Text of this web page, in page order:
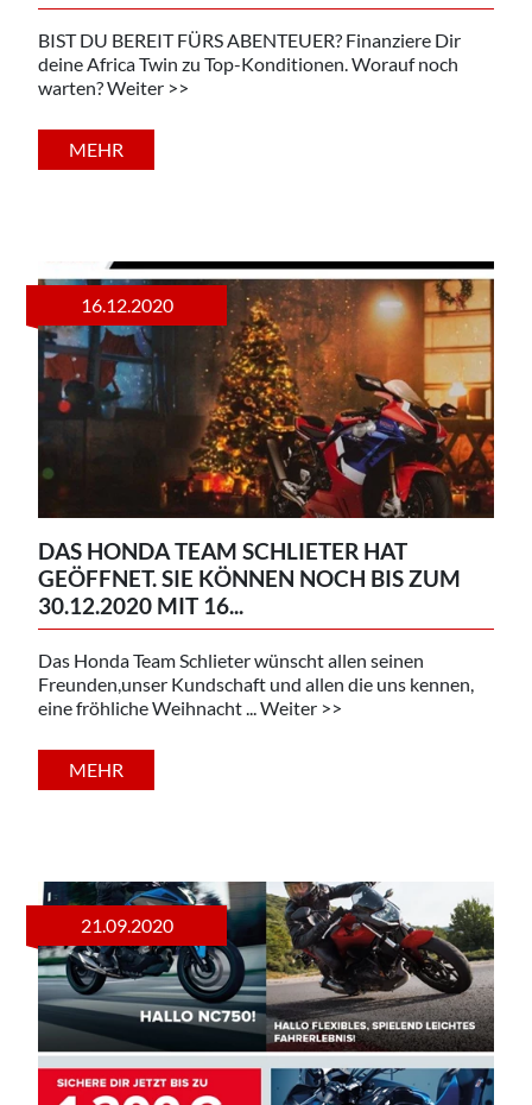
BIST DU BEREIT FÜRS ABENTEUER? Finanziere Dir
deine Africa Twin zu Top-Konditionen. Worauf noch
warten? Weiter >>
MEHR
16.12.2020
DAS HONDA TEAM SCHLIETER HAT
GEÖFFNET. SIE KÖNNEN NOCH BIS ZUM
30.12.2020 MIT 16...
Das Honda Team Schlieter wünscht allen seinen
Freunden,unser Kundschaft und allen die uns kennen,
eine fröhliche Weihnacht ... Weiter >>
MEHR
21.09.2020